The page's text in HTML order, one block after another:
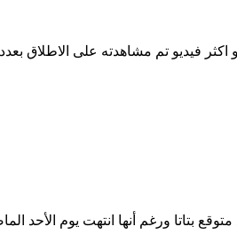
بتاتا ورغم أنها انتهت يوم الأحد